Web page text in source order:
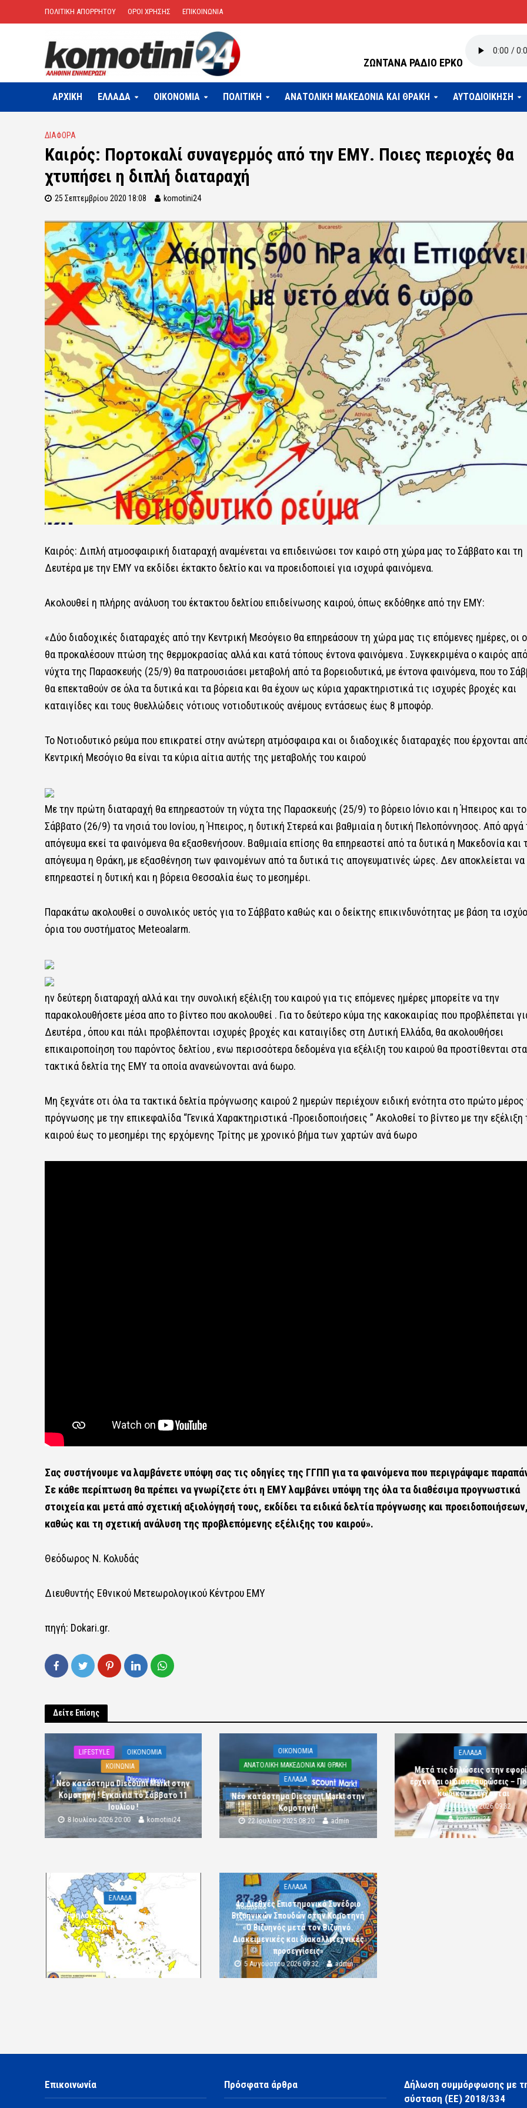
ΠΟΛΙΤΙΚΗ ΑΠΟΡΡΗΤΟΥ ΟΡΟΙ ΧΡΗΣΗΣ ΕΠΙΚΟΙΝΩΝΙΑ
ΖΩΝΤΑΝΑ ΡΑΔΙΟ ΕΡΚΟ
ΑΡΧΙΚΗ ΕΛΛΑΔΑ OIKONOMIA ΠΟΛΙΤΙΚΗ ΑΝΑΤΟΛΙΚΗ ΜΑΚΕΔΟΝΙΑ ΚΑΙ ΘΡΑΚΗ ΑΥΤΟΔΙΟΙΚΗΣΗ
ΔΙΑΦΟΡΑ
Καιρός: Πορτοκαλί συναγερμός από την ΕΜΥ. Ποιες περιοχές θα
χτυπήσει η διπλή διαταραχή
25 Σεπτεμβρίου 2020 18:08 komotini24
Καιρός: Διπλή ατμοσφαιρική διαταραχή αναμένεται να επιδεινώσει τον καιρό στη χώρα μας το Σάββατο και τη
Δευτέρα με την ΕΜΥ να εκδίδει έκτακτο δελτίο και να προειδοποιεί για ισχυρά φαινόμενα.
Ακολουθεί η πλήρης ανάλυση του έκτακτου δελτίου επιδείνωσης καιρού, όπως εκδόθηκε από την ΕΜΥ:
«Δύο διαδοχικές διαταραχές από την Κεντρική Μεσόγειο θα επηρεάσουν τη χώρα μας τις επόμενες ημέρες, οι
θα προκαλέσουν πτώση της θερμοκρασίας αλλά και κατά τόπους έντονα φαινόμενα . Συγκεκριμένα ο καιρός
νύχτα της Παρασκευής (25/9) θα πατρουσιάσει μεταβολή από τα βορειοδυτικά, με έντονα φαινόμενα, που το
θα επεκταθούν σε όλα τα δυτικά και τα βόρεια και θα έχουν ως κύρια χαρακτηριστικά τις ισχυρές βροχές και
καταιγίδες και τους θυελλώδεις νότιους νοτιοδυτικούς ανέμους εντάσεως έως 8 μποφόρ.
Το Νοτιοδυτικό ρεύμα που επικρατεί στην ανώτερη ατμόσφαιρα και οι διαδοχικές διαταραχές που έρχονται
Κεντρική Μεσόγιο θα είναι τα κύρια αίτια αυτής της μεταβολής του καιρού
Με την πρώτη διαταραχή θα επηρεαστούν τη νύχτα της Παρασκευής (25/9) το βόρειο Ιόνιο και η Ήπειρος και το
Σάββατο (26/9) τα νησιά του Ιονίου, η Ήπειρος, η δυτική Στερεά και βαθμιαία η δυτική Πελοπόννησος. Από αργά
απόγευμα εκεί τα φαινόμενα θα εξασθενήσουν. Βαθμιαία επίσης θα επηρεαστεί από τα δυτικά η Μακεδονία και
απόγευμα η Θράκη, με εξασθένηση των φαινομένων από τα δυτικά τις απογευματινές ώρες. Δεν αποκλείεται να
επηρεαστεί η δυτική και η βόρεια Θεσσαλία έως το μεσημέρι.
Παρακάτω ακολουθεί ο συνολικός υετός για το Σάββατο καθώς και ο δείκτης επικινδυνότητας με βάση τα
όρια του συστήματος Meteoalarm.
ην δεύτερη διαταραχή αλλά και την συνολική εξέλιξη του καιρού για τις επόμενες ημέρες μπορείτε να την
παρακολουθήσετε μέσα απο το βίντεο που ακολουθεί . Για το δεύτερο κύμα της κακοκαιρίας που προβλέπεται
Δευτέρα , όπου και πάλι προβλέπονται ισχυρές βροχές και καταιγίδες στη Δυτική Ελλάδα, θα ακολουθήσει
επικαιροποίηση του παρόντος δελτίου , ενω περισσότερα δεδομένα για εξέλιξη του καιρού θα προστίθενται στα
τακτικά δελτία της ΕΜΥ τα οποία ανανεώνονται ανά 6ωρο.
Μη ξεχνάτε οτι όλα τα τακτικά δελτία πρόγνωσης καιρού 2 ημερών περιέχουν ειδική ενότητα στο πρώτο μέρος
πρόγνωσης με την επικεφαλίδα “Γενικά Χαρακτηριστικά -Προειδοποιήσεις ” Ακολοθεί το βίντεο με την εξέλιξη
καιρού έως το μεσημέρι της ερχόμενης Τρίτης με χρονικό βήμα των χαρτών ανά 6ωρο
Σας συστήνουμε να λαμβάνετε υπόψη σας τις οδηγίες της ΓΓΠΠ για τα φαινόμενα που περιγράψαμε
Σε κάθε περίπτωση θα πρέπει να γνωρίζετε ότι η ΕΜΥ λαμβάνει υπόψη της όλα τα διαθέσιμα προγνωστικά
στοιχεία και μετά από σχετική αξιολόγησή τους, εκδίδει τα ειδικά δελτία πρόγνωσης και προειδοποιήσεων,
καθώς και τη σχετική ανάλυση της προβλεπόμενης εξέλιξης του καιρού».
Θεόδωρος Ν. Κολυδάς
Διευθυντής Εθνικού Μετεωρολογικού Κέντρου ΕΜΥ
πηγή: Dokari.gr.
Δείτε Επίσης
LIFESTYLE
OIKONOMIA
ΚΟΙΝΩΝΙΑ
Νέο κατάστημα Discount Markt στην
Κομοτηνή ! Εγκαίνια το Σάββατο 11
Ιουλίου !
8 Ιουλίου 2026 20:00 komotini24
OIKONOMIA
ΑΝΑΤΟΛΙΚΗ ΜΑΚΕΔΟΝΙΑ ΚΑΙ ΘΡΑΚΗ
ΕΛΛΑΔΑ
Νέο κατάστημα Discount Markt στην
Κομοτηνή!
22 Ιουλίου 2025 08:20 admin
ΕΛΛΑΔΑ
Μετά τις δηλώσεις στην
έρχονται οι διασταυρώσεις –
κωδικοί ελέγχονται
5 Αυγούστου 2026 09:32
komotini24
ΕΛΛΑΔΑ
Υψηλός κίνδυνος πυρκαγιάς την
Τετάρτη 5 Αυγούστου
5 Αυγούστου 2026 09:32
komotini24
ΕΛΛΑΔΑ
4ο Διεθνές Επιστημονικό Συνέδριο
Βιζυηνικών Σπουδών στην Κομοτηνή
«Ο Βιζυηνός μετά τον Βιζυηνό.
Διακειμενικές και διακαλλιτεχνικές
προσεγγίσεις»
5 Αυγούστου 2026 09:32 admin
Επικοινωνία Πρόσφατα άρθρα
Δήλωση συμμόρφωσης με
σύσταση (ΕΕ) 2018/334